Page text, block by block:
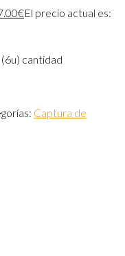
€El precio actual es:
cantidad
Captura de